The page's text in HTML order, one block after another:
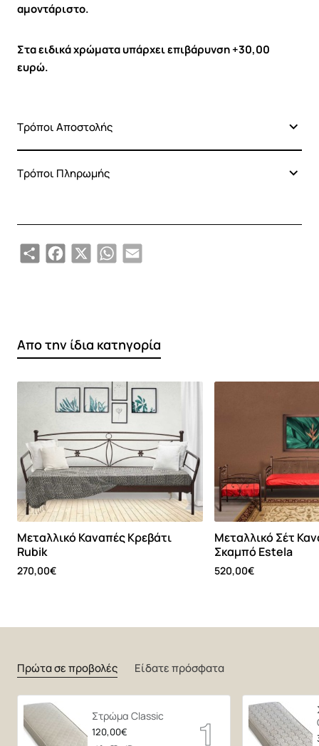
αμοντάριστο.
Στα ειδικά χρώματα υπάρχει επιβάρυνση +30,00
ευρώ.
Τρόποι Αποστολής
Τρόποι Πληρωμής
ShareFacebook
X WhatsApp
Email
Απο την ίδια κατηγορία
Mεταλλικό Καναπές Κρεβάτι
Rubik
270,00€
Mεταλλικό Σέτ
Σκαμπό Estela
520,00€
Πρώτα σε προβολές Είδατε πρόσφατα
Στρώμα Classic
120,00€